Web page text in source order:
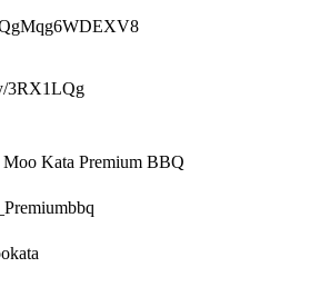
3RX1LQg
Kata Premium BBQ